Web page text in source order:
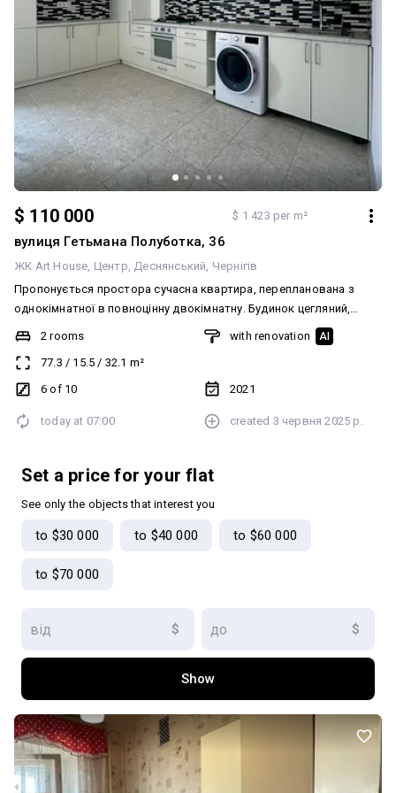
$ 110 000 $ 1 423 per m²
вулиця Гетьмана Полуботка, 36
ЖК Art House Центр Деснянський Чернігів
Пропонується простора сучасна квартира, перепланована з
однокімнатної в повноцінну двокімнатну. Будинок цегляний,
новий, розташований у самому центрі Чернігова — зручна
інфраструктура, все поруч. Поверх 6 із 10, загальна площа 78 м².
Квартира з якісним ремонтом, продається з вбудованими
меблями та технікою. Автономне опалення забезпечить
встановлено систему відеоспостереження. Закрита територія,
запрошуємо на перегляд!
2 rooms
77.3 / 15.5 / 32.1 m²
6 of 10
with renovation AI
2021
today at 07:00 created 3 червня 2025 р.
Set a price for your flat
See only the objects that interest you
to $30 000 to $40 000 to $60 000
to $70 000
$ $
Show